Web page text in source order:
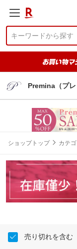
Premina（プレ
ショップトップ カテ
売り切れを含む